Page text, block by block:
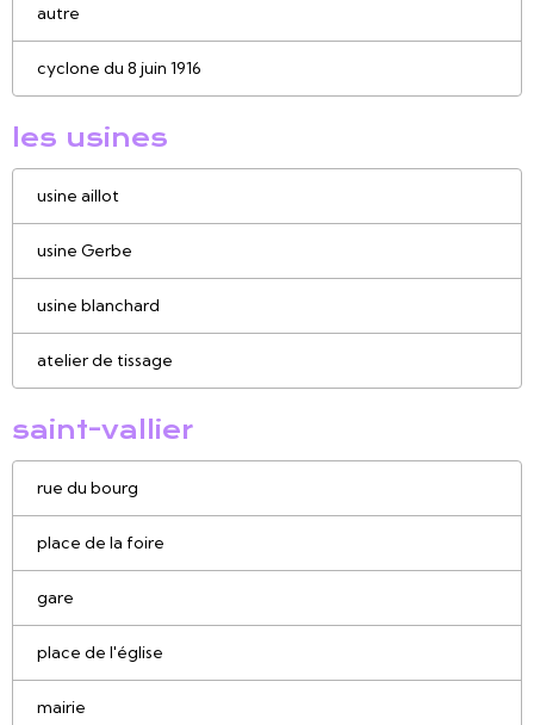
autre
cyclone du 8 juin 1916
les usines
usine aillot
usine Gerbe
usine blanchard
atelier de tissage
saint-vallier
rue du bourg
place de la foire
gare
place de l'église
mairie